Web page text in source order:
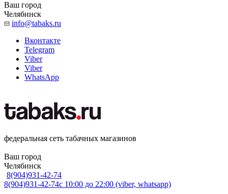
Ваш город
Челябинск
info@tabaks.ru
Вконтакте
Telegram
Viber
Viber
WhatsApp
федеральная сеть табачных магазинов
Ваш город
Челябинск
8(904)931-42-74
8(904)931-42-74с 10:00 до 22:00 (viber, whatsapp)